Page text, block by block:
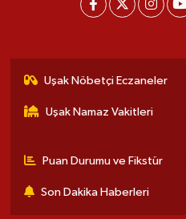
Uşak Nöbetçi Eczaneler
Uşak Namaz Vakitleri
Puan Durumu ve Fikstür
Son Dakika Haberleri